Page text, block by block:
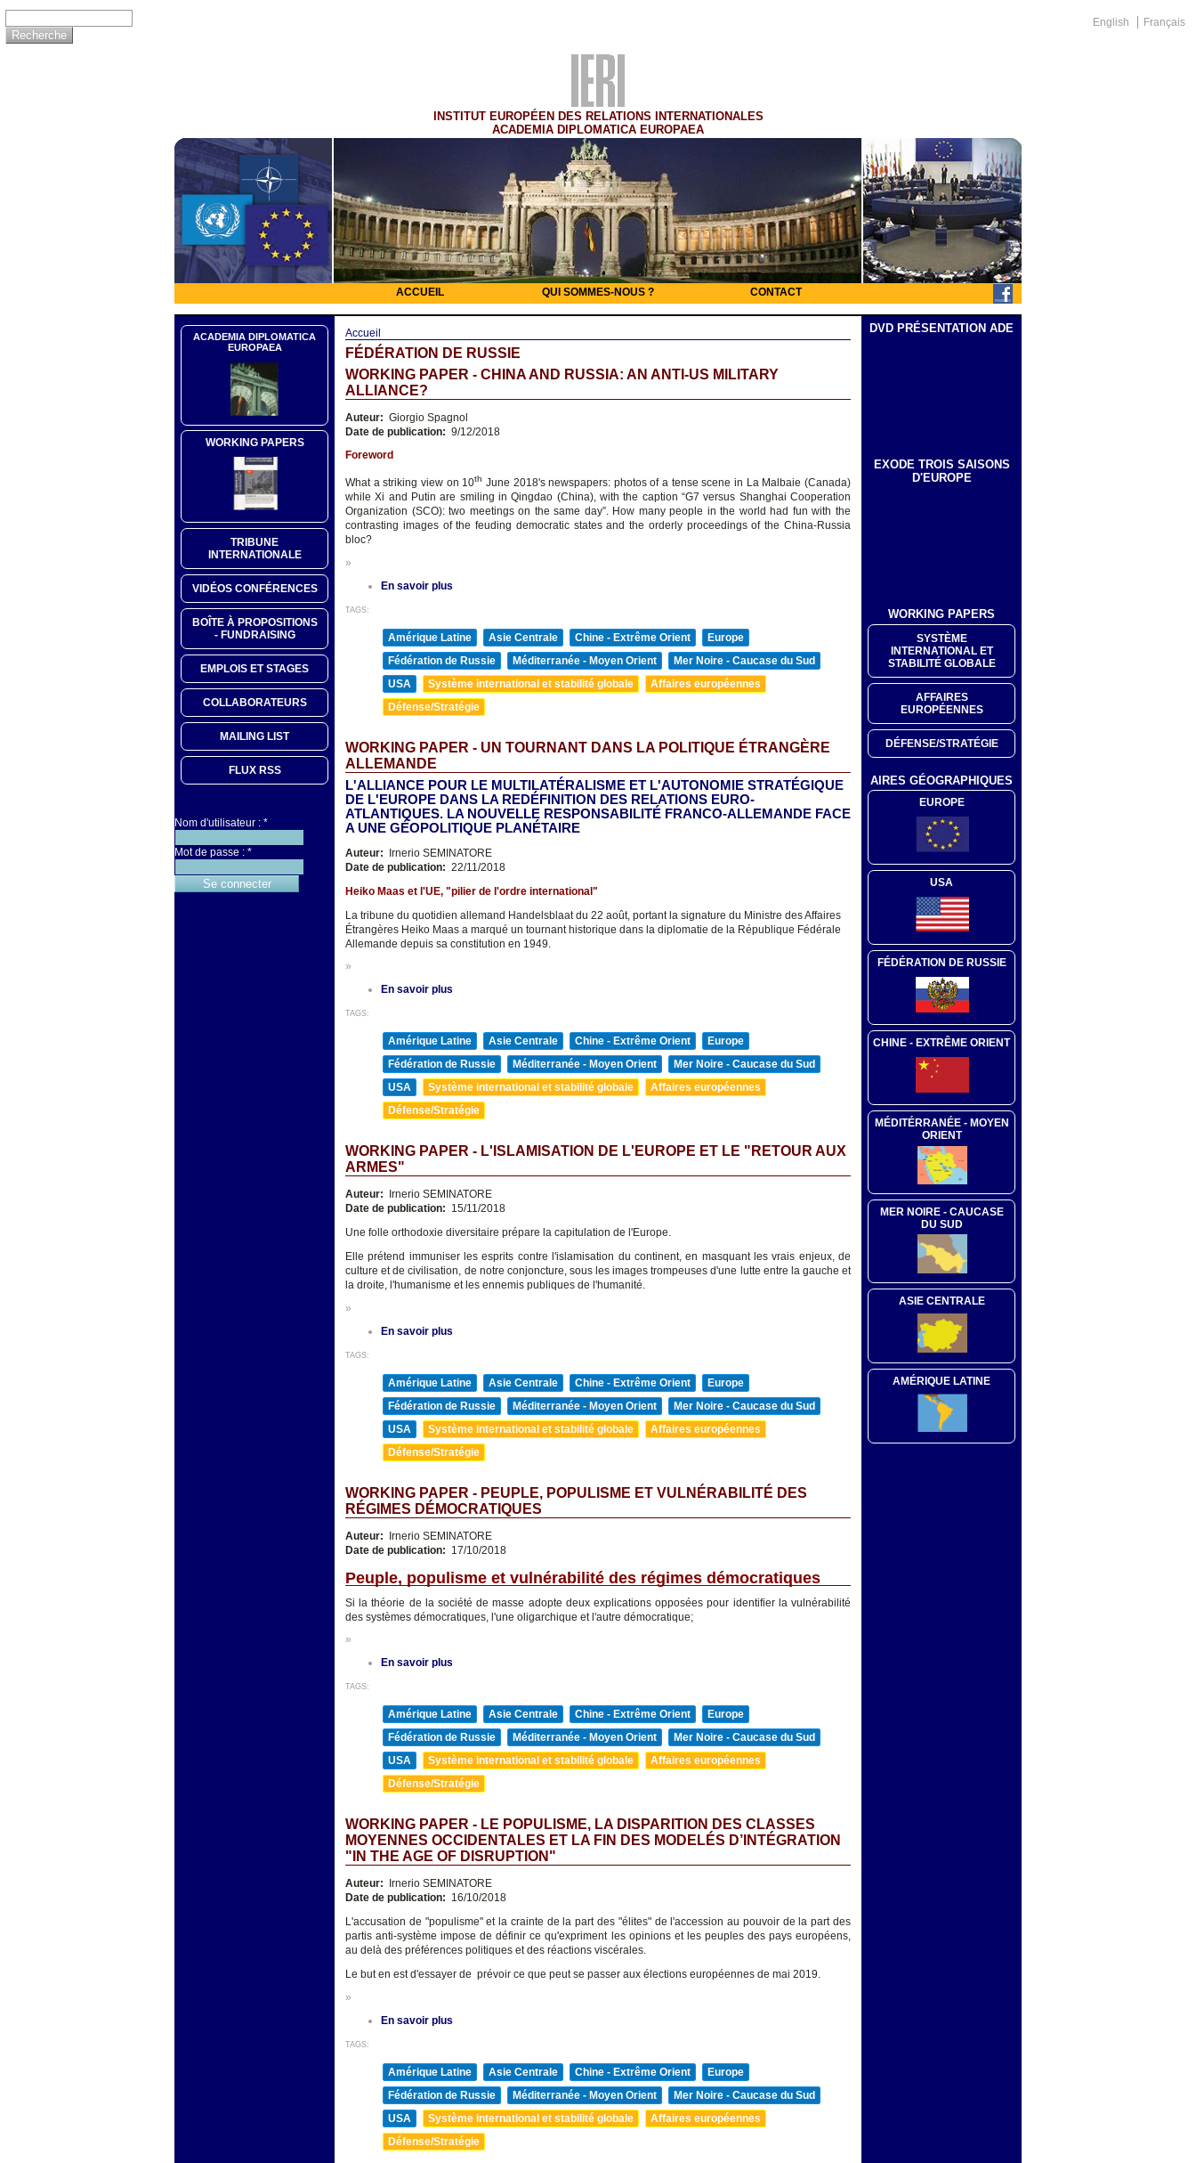
English Français
INSTITUT EUROPÉEN DES RELATIONS INTERNATIONALES
ACADEMIA DIPLOMATICA EUROPAEA
ACCUEIL QUI SOMMES-NOUS ? CONTACT
ACADEMIA DIPLOMATICA
EUROPAEA
WORKING PAPERS
TRIBUNE
INTERNATIONALE
VIDÉOS CONFÉRENCES
BOÎTE À PROPOSITIONS
- FUNDRAISING
EMPLOIS ET STAGES
COLLABORATEURS
MAILING LIST
FLUX RSS
Nom d'utilisateur : *
Mot de passe : *
Accueil
FÉDÉRATION DE RUSSIE
WORKING PAPER - CHINA AND RUSSIA: AN ANTI-US MILITARY
ALLIANCE?
Auteur: Giorgio Spagnol
Date de publication: 9/12/2018
Foreword
What a striking view on 10th June 2018's newspapers: photos of a tense scene in La Malbaie (Canada)
while Xi and Putin are smiling in Qingdao (China), with the caption “G7 versus Shanghai Cooperation
Organization (SCO): two meetings on the same day”. How many people in the world had fun with the
contrasting images of the feuding democratic states and the orderly proceedings of the China-Russia
bloc?
»
En savoir plus
TAGS:
Amérique Latine Asie Centrale Chine - Extrême Orient
Europe
Fédération de Russie
Méditerranée - Moyen Orient
Mer Noire - Caucase du Sud
USA
Système international et stabilité globale
Affaires européennes
Défense/Stratégie
WORKING PAPER - UN TOURNANT DANS LA POLITIQUE ÉTRANGÈRE
ALLEMANDE
L'ALLIANCE POUR LE MULTILATÉRALISME ET L'AUTONOMIE STRATÉGIQUE
DE L'EUROPE DANS LA REDÉFINITION DES RELATIONS EURO-
ATLANTIQUES. LA NOUVELLE RESPONSABILITÉ FRANCO-ALLEMANDE FACE
A UNE GÉOPOLITIQUE PLANÉTAIRE
Auteur:
Irnerio SEMINATORE
Date de publication: 22/11/2018
Heiko Maas et l'UE, "pilier de l'ordre international"
La tribune du quotidien allemand Handelsblaat du 22 août, portant la signature du Ministre des Affaires
Étrangères Heiko Maas a marqué un tournant historique dans la diplomatie de la République Fédérale
Allemande depuis sa constitution en 1949.
»
En savoir plus
TAGS:
Amérique Latine Asie Centrale Chine - Extrême Orient
Europe
Fédération de Russie
Méditerranée - Moyen Orient
Mer Noire - Caucase du Sud
USA
Système international et stabilité globale
Affaires européennes
Défense/Stratégie
WORKING PAPER - L'ISLAMISATION DE L'EUROPE ET LE "RETOUR AUX
ARMES"
Auteur:
Irnerio SEMINATORE
Date de publication: 15/11/2018
Une folle orthodoxie diversitaire prépare la capitulation de l'Europe.
Elle prétend immuniser les esprits contre l'islamisation du continent, en masquant les vrais enjeux, de
culture et de civilisation, de notre conjoncture, sous les images trompeuses d'une lutte entre la gauche et
la droite, l'humanisme et les ennemis publiques de l'humanité.
»
En savoir plus
TAGS:
Amérique Latine Asie Centrale Chine - Extrême Orient
Europe
Fédération de Russie
Méditerranée - Moyen Orient
Mer Noire - Caucase du Sud
USA
Système international et stabilité globale
Affaires européennes
Défense/Stratégie
WORKING PAPER - PEUPLE, POPULISME ET VULNÉRABILITÉ DES
RÉGIMES DÉMOCRATIQUES
Auteur: Irnerio SEMINATORE
Date de publication: 17/10/2018
Peuple, populisme et vulnérabilité des régimes démocratiques
Si la théorie de la société de masse adopte deux explications opposées pour identifier la vulnérabilité
des systèmes démocratiques, l'une oligarchique et l'autre démocratique;
»
En savoir plus
TAGS:
Amérique Latine Asie Centrale Chine - Extrême Orient
Europe
Fédération de Russie
Méditerranée - Moyen Orient
Mer Noire - Caucase du Sud
USA
Système international et stabilité globale
Affaires européennes
Défense/Stratégie
WORKING PAPER - LE POPULISME, LA DISPARITION DES CLASSES
MOYENNES OCCIDENTALES ET LA FIN DES MODELÉS D’INTÉGRATION
"IN THE AGE OF DISRUPTION"
Auteur:
Irnerio SEMINATORE
Date de publication: 16/10/2018
L'accusation de "populisme" et la crainte de la part des "élites" de l'accession au pouvoir de la part des
partis anti-système impose de définir ce qu'expriment les opinions et les peuples des pays européens,
au delà des préférences politiques et des réactions viscérales.
Le but en est d'essayer de prévoir ce que peut se passer aux élections européennes de mai 2019.
»
En savoir plus
TAGS:
Amérique Latine Asie Centrale Chine - Extrême Orient
Europe
Fédération de Russie
Méditerranée - Moyen Orient
Mer Noire - Caucase du Sud
USA
Système international et stabilité globale
Affaires européennes
Défense/Stratégie
DVD PRÉSENTATION ADE
EXODE TROIS SAISONS
D'EUROPE
WORKING PAPERS
SYSTÈME
INTERNATIONAL ET
STABILITÉ GLOBALE
AFFAIRES
EUROPÉENNES
DÉFENSE/STRATÉGIE
AIRES GÉOGRAPHIQUES
EUROPE
USA
FÉDÉRATION DE RUSSIE
CHINE - EXTRÊME ORIENT
MÉDITÉRRANÉE - MOYEN
ORIENT
MER NOIRE - CAUCASE
DU SUD
ASIE CENTRALE
AMÉRIQUE LATINE